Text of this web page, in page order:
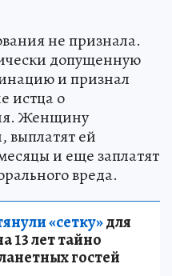
не признала.
допущенную
и признал
истца о
Женщину
выплатят ей
и еще заплатят
вреда.
«сетку»для
13 лет тайно
гостей